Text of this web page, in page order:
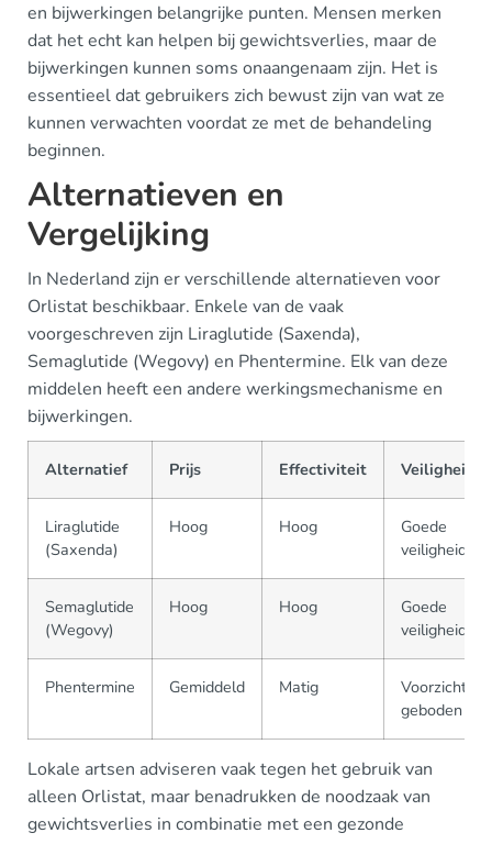
en bijwerkingen belangrijke punten. Mensen merken
dat het echt kan helpen bij gewichtsverlies, maar de
bijwerkingen kunnen soms onaangenaam zijn. Het is
essentieel dat gebruikers zich bewust zijn van wat ze
kunnen verwachten voordat ze met de behandeling
beginnen.
Alternatieven en
Vergelijking
In Nederland zijn er verschillende alternatieven voor
Orlistat beschikbaar. Enkele van de vaak
voorgeschreven zijn Liraglutide (Saxenda),
Semaglutide (Wegovy) en Phentermine. Elk van deze
middelen heeft een andere werkingsmechanisme en
bijwerkingen.
Alternatief Prijs Effectiviteit Veiligheid
Liraglutide
(Saxenda)
Hoog Hoog
Goede
Semaglutide
(Wegovy)
Hoog Hoog
Goede
Phentermine Gemiddeld Matig
geboden
Lokale artsen adviseren vaak tegen het gebruik van
alleen Orlistat, maar benadrukken de noodzaak van
gewichtsverlies in combinatie met een gezonde